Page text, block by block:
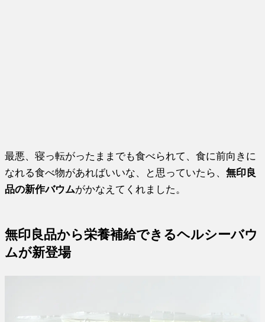
最悪、寝っ転がったままでも食べられて、食に前向きに
なれる食べ物があればいいな、と思っていたら、無印良
品の新作バウムがかなえてくれました。
無印良品から栄養補給できるヘルシーバウ
ムが新登場